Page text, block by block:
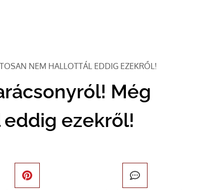
NEM HALLOTTÁL EDDIG EZEKRŐL!
Még
ezekről!